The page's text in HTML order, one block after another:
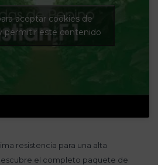
aceptar cookies de
permitir este contenido
resistencia para una alta
el completo paquete de